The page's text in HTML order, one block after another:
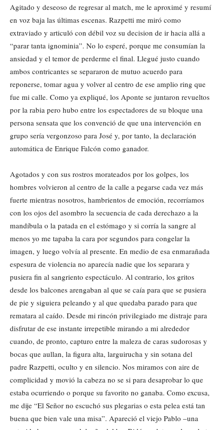
Agitado y deseoso de regresar al match, me le aproximé y resumí
en voz baja las últimas escenas. Razpetti me miró como
extraviado y articuló con débil voz su decision de ir hacia allá a
“parar tanta ignominia”. No lo esperé, porque me consumían la
ansiedad y el temor de perderme el final. Llegué justo cuando
ambos contricantes se separaron de mutuo acuerdo para
reponerse, tomar agua y volver al centro de ese amplio ring que
fue mi calle. Como ya expliqué, los Aponte se juntaron revueltos
por la rabia pero hubo entre los espectadores de su bloque una
persona sensata que los convenció de que una intervención en
grupo sería vergonzoso para José y, por tanto, la declaración
automática de Enrique Falcón como ganador.
Agotados y con sus rostros morateados por los golpes, los
hombres volvieron al centro de la calle a pegarse cada vez más
fuerte mientras nosotros, hambrientos de emoción, recorríamos
con los ojos del asombro la secuencia de cada derechazo a la
mandíbula o la patada en el estómago y si corría la sangre al
menos yo me tapaba la cara por segundos para congelar la
imagen, y luego volvía al presente. En medio de esa enmarañada
espesura de violencia no aparecía nadie que los separara y
pusiera fin al sangriento espectáculo. Al contrario, los gritos
desde los balcones arengaban al que se caía para que se pusiera
de pie y siguiera peleando y al que quedaba parado para que
rematara al caído. Desde mi rincón privilegiado me distraje para
disfrutar de ese instante irrepetible mirando a mi alrededor
cuando, de pronto, capturo entre la maleza de caras sudorosas y
bocas que aullan, la figura alta, larguirucha y sin sotana del
padre Razpetti, oculto y en silencio. Nos miramos con aire de
complicidad y movió la cabeza no se si para desaprobar lo que
estaba ocurriendo o porque su favorito no ganaba. Como excusa,
me dije “El Señor no escuchó sus plegarias o esta pelea está tan
buena que bien vale una misa”. Apareció el viejo Pablo –una